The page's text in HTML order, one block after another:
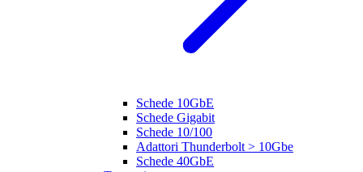
Schede 10GbE
Schede Gigabit
Schede 10/100
Adattori Thunderbolt > 10Gbe
Schede 40GbE